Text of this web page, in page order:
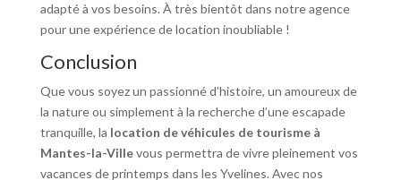
adapté à vos besoins. À très bientôt dans notre agence
pour une expérience de location inoubliable !
Conclusion
Que vous soyez un passionné d’histoire, un amoureux de
la nature ou simplement à la recherche d’une escapade
tranquille, la location de véhicules de tourisme à
Mantes-la-Villevous permettra de vivre pleinement vos
vacances de printemps dans les Yvelines. Avec nos